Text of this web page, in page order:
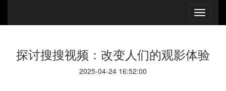
探讨搜搜视频：改变人们的观影体验
2025-04-24 16:52:00